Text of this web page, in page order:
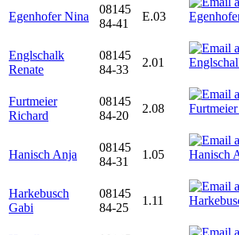
Egenhofer Nina
08145
84-41
E.03
Englschalk
Renate
08145
84-33
2.01
Furtmeier
Richard
08145
84-20
2.08
Hanisch Anja
08145
84-31
1.05
Harkebusch
Gabi
08145
84-25
1.11